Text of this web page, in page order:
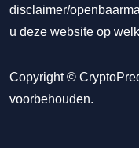
disclaimer/
u deze website op
Copyright ©
voorbehouden.